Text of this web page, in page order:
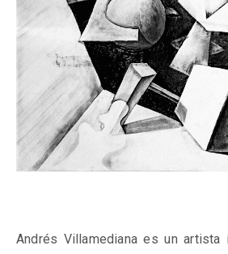
Andrés Villamediana es un artista